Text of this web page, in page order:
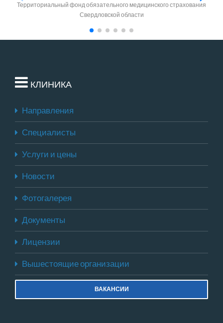
Территориальный фонд обязательного медицинского страхования
Свердловской области
КЛИНИКА
Направления
Специалисты
Услуги и цены
Новости
Фотогалерея
Документы
Лицензии
Вышестоящие организации
ВАКАНСИИ